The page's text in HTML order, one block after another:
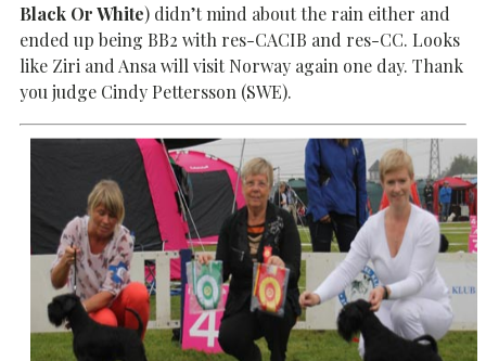
Black Or White) didn’t mind about the rain either and
ended up being BB2 with res-CACIB and res-CC. Looks
like Ziri and Ansa will visit Norway again one day. Thank
you judge Cindy Pettersson (SWE).